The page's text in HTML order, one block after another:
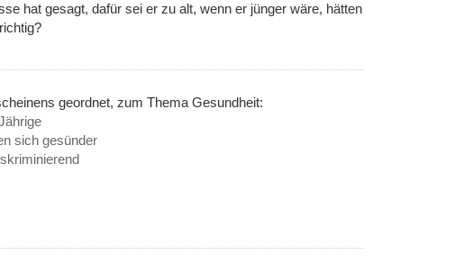
hat gesagt, dafür sei er zu alt, wenn er jünger wäre, hätten
geordnet, zum Thema Gesundheit:
sich gesünder